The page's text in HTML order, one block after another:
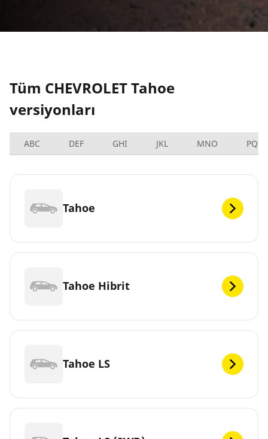
Tüm CHEVROLET Tahoe
versiyonları
ABC DEF GHI JKL MNO PQRS
Tahoe
Tahoe Hibrit
Tahoe LS